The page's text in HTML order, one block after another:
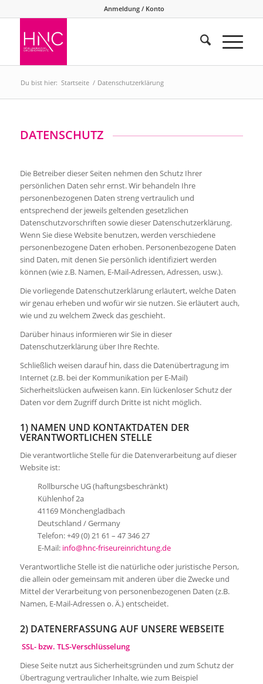
Anmeldung / Konto
Du bist hier: Startseite / Datenschutzerklärung
DATENSCHUTZ
Die Betreiber dieser Seiten nehmen den Schutz Ihrer
persönlichen Daten sehr ernst. Wir behandeln Ihre
personenbezogenen Daten streng vertraulich und
entsprechend der jeweils geltenden gesetzlichen
Datenschutzvorschriften sowie dieser Datenschutzerklärung.
Wenn Sie diese Website benutzen, werden verschiedene
personenbezogene Daten erhoben. Personenbezogene Daten
sind Daten, mit denen Sie persönlich identifiziert werden
können (wie z.B. Namen, E-Mail-Adressen, Adressen, usw.).
Die vorliegende Datenschutzerklärung erläutert, welche Daten
wir genau erheben und wofür wir sie nutzen. Sie erläutert auch,
wie und zu welchem Zweck das geschieht.
Darüber hinaus informieren wir Sie in dieser
Datenschutzerklärung über Ihre Rechte.
Schließlich weisen darauf hin, dass die Datenübertragung im
Internet (z.B. bei der Kommunikation per E-Mail)
Sicherheitslücken aufweisen kann. Ein lückenloser Schutz der
Daten vor dem Zugriff durch Dritte ist nicht möglich.
1) NAMEN UND KONTAKTDATEN DER
VERANTWORTLICHEN STELLE
Die verantwortliche Stelle für die Datenverarbeitung auf dieser
Website ist:
Rollbursche UG (haftungsbeschränkt)
Kühlenhof 2a
41169 Mönchengladbach
Deutschland / Germany
Telefon: +49 (0) 21 61 – 47 346 27
E-Mail: info@hnc-friseureinrichtung.de
Verantwortliche Stelle ist die natürliche oder juristische Person,
die allein oder gemeinsam mit anderen über die Zwecke und
Mittel der Verarbeitung von personenbezogenen Daten (z.B.
Namen, E-Mail-Adressen o. Ä.) entscheidet.
2) DATENERFASSUNG AUF UNSERE WEBSEITE
SSL- bzw. TLS-Verschlüsselung
Diese Seite nutzt aus Sicherheitsgründen und zum Schutz der
Übertragung vertraulicher Inhalte, wie zum Beispiel